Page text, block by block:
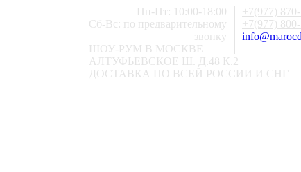
+7(977)
+7(977)
Пн-Пт: 10:00-18:00
Сб-Вс: по предварительному
звонку
ШОУ-РУМ В МОСКВЕ
АЛТУФЬЕВСКОЕ Ш. Д.48 К.2
ДОСТАВКА ПО ВСЕЙ РОССИИ И СНГ